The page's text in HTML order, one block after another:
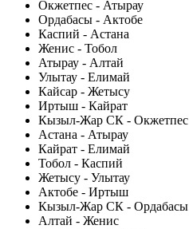
Окжетпес - Атырау
Ордабасы - Актобе
Каспий - Астана
Женис - Тобол
Атырау - Алтай
Улытау - Елимай
Кайсар - Жетысу
Иртыш - Кайрат
Кызыл-Жар СК - Окжетпес
Астана - Атырау
Кайрат - Елимай
Тобол - Каспий
Жетысу - Улытау
Актобе - Иртыш
Кызыл-Жар СК - Ордабасы
Алтай - Женис